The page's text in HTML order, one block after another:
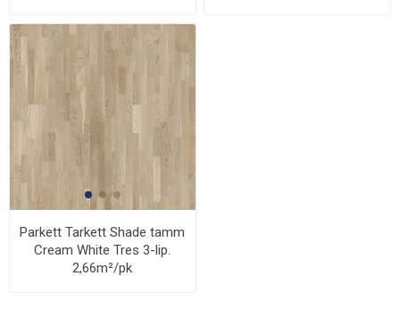
Parkett Tarkett Shade tamm
Cream White Tres 3-lip.
2,66m²/pk